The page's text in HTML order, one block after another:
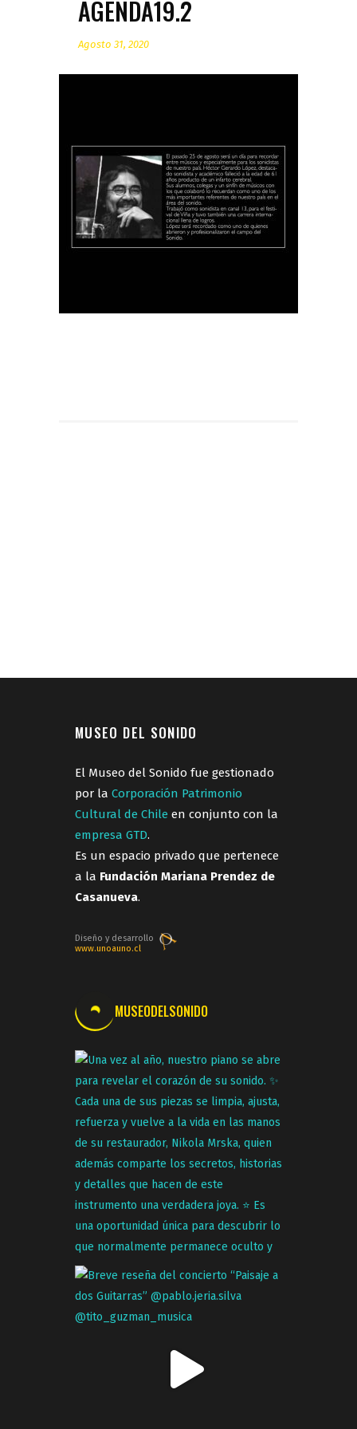
AGENDA19.2
Agosto 31, 2020
MUSEO DEL SONIDO
El Museo del Sonido fue gestionado
por la Corporación Patrimonio
Cultural de Chile en conjunto con la
empresa GTD.
Es un espacio privado que pertenece
a la Fundación Mariana Prendez de
Casanueva.
Diseño y desarrollo
www.unoauno.cl
MUSEODELSONIDO